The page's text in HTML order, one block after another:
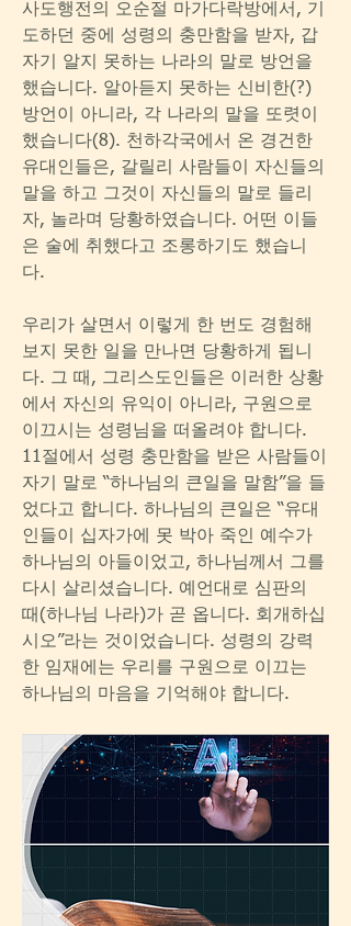
사도행전의 오순절 마가다락방에서, 기
도하던 중에 성령의 충만함을 받자, 갑
자기 알지 못하는 나라의 말로 방언을
했습니다. 알아듣지 못하는 신비한(?)
방언이 아니라, 각 나라의 말을 또렷이
했습니다(8). 천하각국에서 온 경건한
유대인들은, 갈릴리 사람들이 자신들의
말을 하고 그것이 자신들의 말로 들리
자, 놀라며 당황하였습니다. 어떤 이들
은 술에 취했다고 조롱하기도 했습니
다.
우리가 살면서 이렇게 한 번도 경험해
보지 못한 일을 만나면 당황하게 됩니
다. 그 때, 그리스도인들은 이러한 상황
에서 자신의 유익이 아니라, 구원으로
이끄시는 성령님을 떠올려야 합니다.
11절에서 성령 충만함을 받은 사람들이
자기 말로 “하나님의 큰일을 말함”을 들
었다고 합니다. 하나님의 큰일은 “유대
인들이 십자가에 못 박아 죽인 예수가
하나님의 아들이었고, 하나님께서 그를
다시 살리셨습니다. 예언대로 심판의
때(하나님 나라)가 곧 옵니다. 회개하십
시오”라는 것이었습니다. 성령의 강력
한 임재에는 우리를 구원으로 이끄는
하나님의 마음을 기억해야 합니다.